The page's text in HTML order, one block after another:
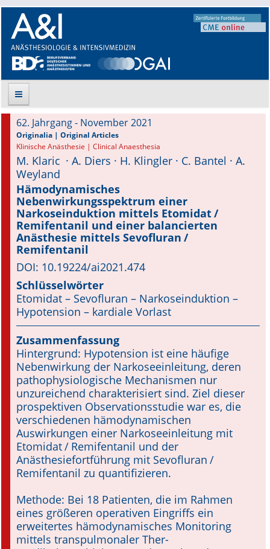
Suche
Aktuelle Ausgabe
Leitlinien
Archiv
Supplements
Supplements OrphanAnesthesia
Online First
A&I English
Mediadaten
Autoren-Service
Bestell-Service
Stellenmarkt
Kongresskalender
62. Jahrgang - November 2021
Originalia | Original Articles
Klinische Anästhesie | Clinical Anaesthesia
M. Klaric · A. Diers · H. Klingler · C. Bantel · A.
Weyland
Hämodynamisches
Nebenwirkungsspektrum einer
Narkoseinduktion mittels Etomidat /
Remifentanil und einer balancierten
Anästhesie mittels Sevofluran /
Remifentanil
DOI: 10.19224/ai2021.474
Schlüsselwörter
Etomidat – Sevofluran – Narkoseinduktion –
Hypo­tension – kardiale Vorlast
Zusammenfassung
Hintergrund: Hypotension ist eine häufige
Nebenwirkung der Narkoseeinleitung, deren
pathophysiologische Mechanismen nur
unzureichend charakterisiert sind. Ziel dieser
prospektiven Observationsstudie war es, die
verschiedenen hämodynamischen
Auswirkungen einer Narkoseeinleitung mit
Etomidat / Remifentanil und der
Anästhesiefortführung mit Sevofluran /
Remifentanil zu quantifizieren.
Methode: Bei 18 Patienten, die im Rahmen
eines größeren operativen Eingriffs ein
erweitertes hämodynamisches Monitoring
mittels transpulmonaler Ther-